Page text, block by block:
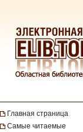
Главная страница
Самые читаемые